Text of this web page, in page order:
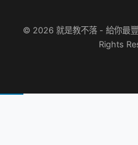
© 2026 就是教不落 - 給你最
Rights